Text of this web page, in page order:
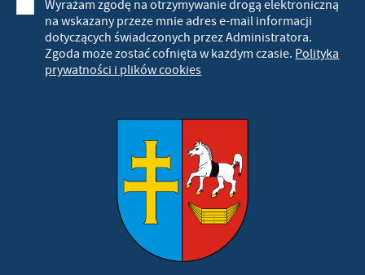
Wyrażam zgodę na otrzymywanie drogą elektroniczną
na wskazany przeze mnie adres e-mail informacji
dotyczących świadczonych przez Administratora.
Zgoda może zostać cofnięta w każdym czasie. Polityka
prywatności i plików cookies